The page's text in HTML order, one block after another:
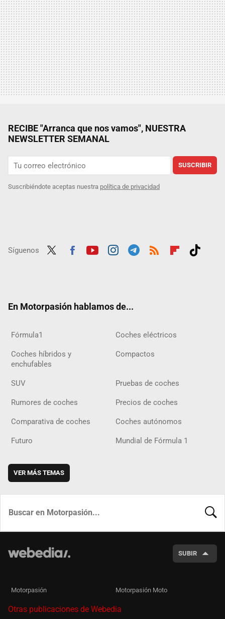
RECIBE "Arranca que nos vamos", NUESTRA
NEWSLETTER SEMANAL
SUSCRIBIR
Suscribiéndote aceptas nuestra política de privacidad
Síguenos
En Motorpasión hablamos de...
Fórmula1 Coches eléctricos
Coches híbridos y
enchufables
Compactos
SUV Pruebas de coches
Rumores de coches Precios de coches
Comparativa de coches Coches autónomos
Futuro Mundial de Fórmula 1
VER MÁS TEMAS
SUBIR
Motorpasión Motorpasión Moto
Otras publicaciones de Webedia